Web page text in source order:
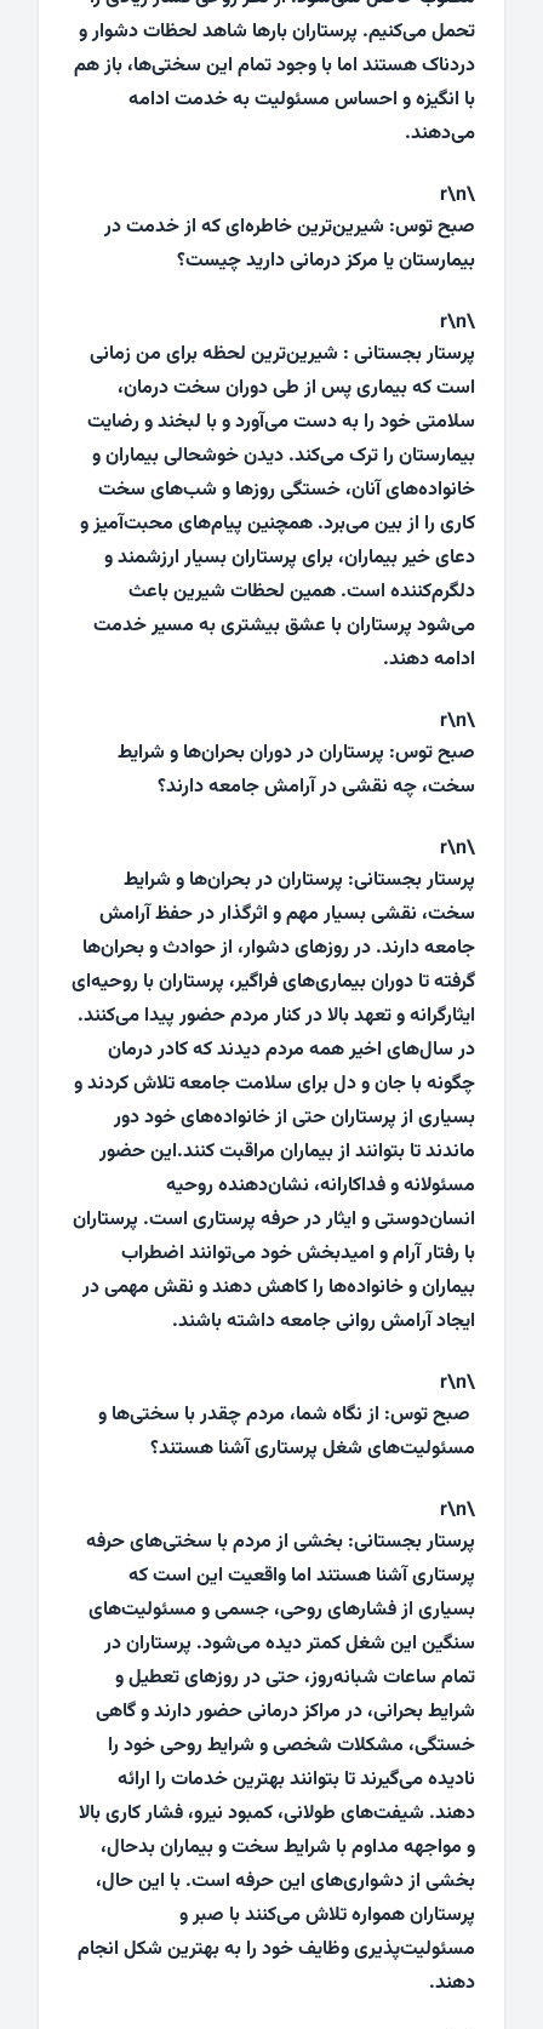
تحمل می‌کنیم. پرستاران بارها شاهد لحظات دشوار و
دردناک هستند اما با وجود تمام این سختی‌ها، باز هم
با انگیزه و احساس مسئولیت به خدمت ادامه
می‌دهند.
\r\n
صبح توس: شیرین‌ترین خاطره‌ای که از خدمت در
بیمارستان یا مرکز درمانی دارید چیست؟
\r\n
پرستار بجستانی : شیرین‌ترین لحظه برای من زمانی
است که بیماری پس از طی دوران سخت درمان،
سلامتی خود را به دست می‌آورد و با لبخند و رضایت
بیمارستان را ترک می‌کند. دیدن خوشحالی بیماران و
خانواده‌های آنان، خستگی روزها و شب‌های سخت
کاری را از بین می‌برد. همچنین پیام‌های محبت‌آمیز و
دعای خیر بیماران، برای پرستاران بسیار ارزشمند و
دلگرم‌کننده است. همین لحظات شیرین باعث
می‌شود پرستاران با عشق بیشتری به مسیر خدمت
ادامه دهند.
\r\n
صبح توس: پرستاران در دوران بحران‌ها و شرایط
سخت، چه نقشی در آرامش جامعه دارند؟
\r\n
پرستار بجستانی: پرستاران در بحران‌ها و شرایط
سخت، نقشی بسیار مهم و اثرگذار در حفظ آرامش
جامعه دارند. در روزهای دشوار، از حوادث و بحران‌ها
گرفته تا دوران بیماری‌های فراگیر، پرستاران با روحیه‌ای
ایثارگرانه و تعهد بالا در کنار مردم حضور پیدا می‌کنند.
در سال‌های اخیر همه مردم دیدند که کادر درمان
چگونه با جان و دل برای سلامت جامعه تلاش کردند و
بسیاری از پرستاران حتی از خانواده‌های خود دور
ماندند تا بتوانند از بیماران مراقبت کنند.این حضور
مسئولانه و فداکارانه، نشان‌دهنده روحیه
انسان‌دوستی و ایثار در حرفه پرستاری است. پرستاران
با رفتار آرام و امیدبخش خود می‌توانند اضطراب
بیماران و خانواده‌ها را کاهش دهند و نقش مهمی در
ایجاد آرامش روانی جامعه داشته باشند.
\r\n
صبح توس: از نگاه شما، مردم چقدر با سختی‌ها و
مسئولیت‌های شغل پرستاری آشنا هستند؟
\r\n
پرستار بجستانی: بخشی از مردم با سختی‌های حرفه
پرستاری آشنا هستند اما واقعیت این است که
بسیاری از فشارهای روحی، جسمی و مسئولیت‌های
سنگین این شغل کمتر دیده می‌شود. پرستاران در
تمام ساعات شبانه‌روز، حتی در روزهای تعطیل و
شرایط بحرانی، در مراکز درمانی حضور دارند و گاهی
خستگی، مشکلات شخصی و شرایط روحی خود را
نادیده می‌گیرند تا بتوانند بهترین خدمات را ارائه
دهند. شیفت‌های طولانی، کمبود نیرو، فشار کاری بالا
و مواجهه مداوم با شرایط سخت و بیماران بدحال،
بخشی از دشواری‌های این حرفه است. با این حال،
پرستاران همواره تلاش می‌کنند با صبر و
مسئولیت‌پذیری وظایف خود را به بهترین شکل انجام
دهند.